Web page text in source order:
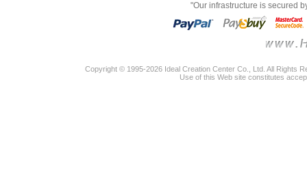
"Our infrastructure is secured
Copyright © 1995-2026 Ideal Creation Center Co., Ltd. All Rights
Use of this Web site constitutes